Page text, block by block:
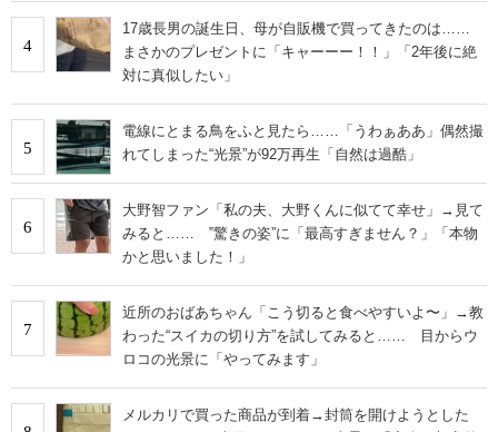
4
17歳長男の誕生日、母が自販機で買ってきたのは……
まさかのプレゼントに「キャーーー！！」「2年後に絶
対に真似したい」
5
電線にとまる鳥をふと見たら……「うわぁああ」偶然撮
れてしまった“光景”が92万再生「自然は過酷」
6
大野智ファン「私の夫、大野くんに似てて幸せ」→見て
みると…… ‟驚きの姿”に「最高すぎません？」「本物
かと思いました！」
7
近所のおばあちゃん「こう切ると食べやすいよ〜」→教
わった“スイカの切り方”を試してみると…… 目からウ
ロコの光景に「やってみます」
メルカリで買った商品が到着→封筒を開けようとした